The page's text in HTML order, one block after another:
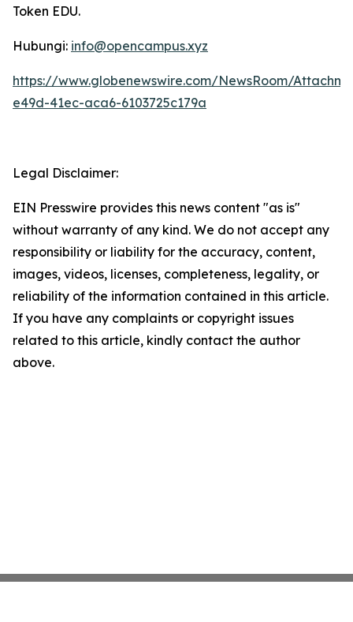
Token EDU.
Hubungi: info@opencampus.xyz
https://www.globenewswire.com/NewsRoom/
e49d-41ec-aca6-6103725c179a
Legal Disclaimer:
EIN Presswire provides this news content "as is"
without warranty of any kind. We do not accept any
responsibility or liability for the accuracy, content,
images, videos, licenses, completeness, legality, or
reliability of the information contained in this article.
If you have any complaints or copyright issues
related to this article, kindly contact the author
above.